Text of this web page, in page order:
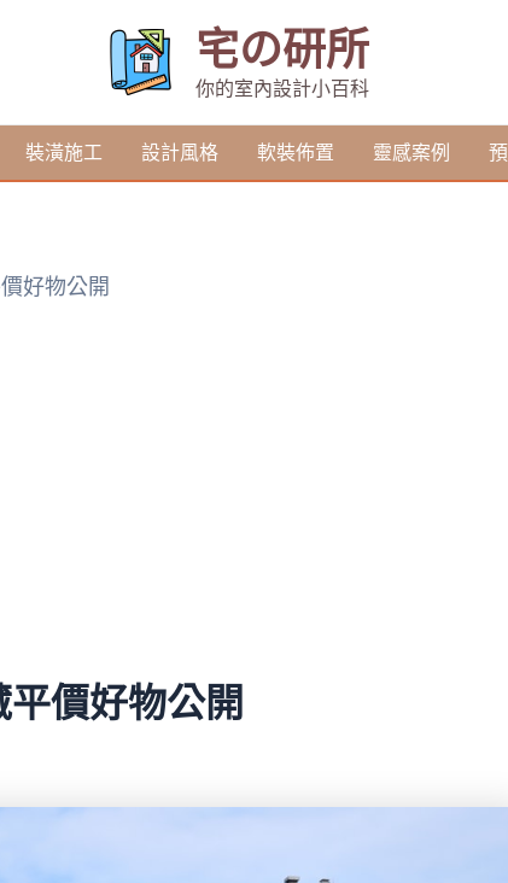
宅の研所
你的室內設計小百科
裝潢施工 設計風格 軟裝佈置 靈感案例
好物公開
價好物公開